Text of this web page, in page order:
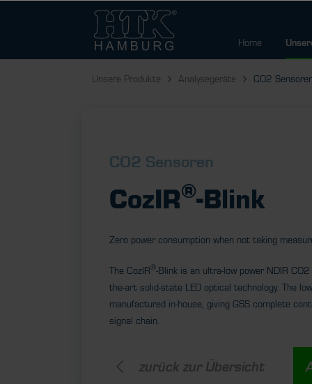
Home
Unsere Produkte Analysegeräte CO2
CO2 Sensoren
CozIR®-Blink
Zero power consumption when not taking
The CozIR®-Blink is an ultra-low power NDIR
the-art solid-state LED optical technology. The
manufactured in-house, giving GSS complete
signal chain.
zurück zur Übersicht